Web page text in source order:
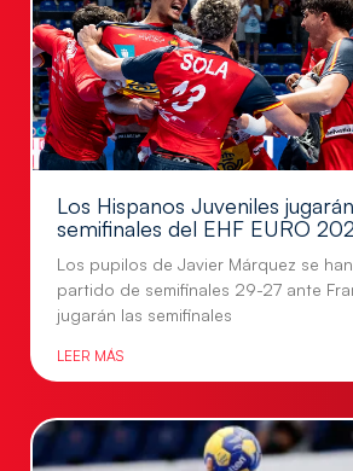
Los Hispanos Juveniles
semifinales del EHF EURO
Los pupilos de Javier Márquez se
partido de semifinales 29-27 ante
jugarán las semifinales
LEER MÁS